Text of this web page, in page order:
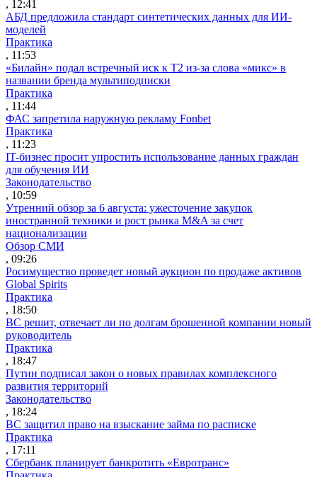
, 12:41
АБД предложила стандарт синтетических данных для ИИ-
моделей
Практика
, 11:53
«Билайн» подал встречный иск к Т2 из-за слова «микс» в
названии бренда мультиподписки
Практика
, 11:44
ФАС запретила наружную рекламу Fonbet
Практика
, 11:23
IT-бизнес просит упростить использование данных граждан
для обучения ИИ
Законодательство
, 10:59
Утренний обзор за 6 августа: ужесточение закупок
иностранной техники и рост рынка M&A за счет
национализации
Обзор СМИ
, 09:26
Росимущество проведет новый аукцион по продаже активов
Global Spirits
Практика
, 18:50
ВС решит, отвечает ли по долгам брошенной компании новый
руководитель
Практика
, 18:47
Путин подписал закон о новых правилах комплексного
развития территорий
Законодательство
, 18:24
ВС защитил право на взыскание займа по расписке
Практика
, 17:11
Сбербанк планирует банкротить «Евротранс»